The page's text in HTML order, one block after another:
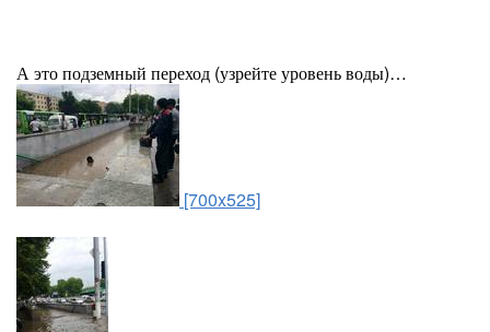
А это подземный переход (узрейте уровень воды)…
[700x525]